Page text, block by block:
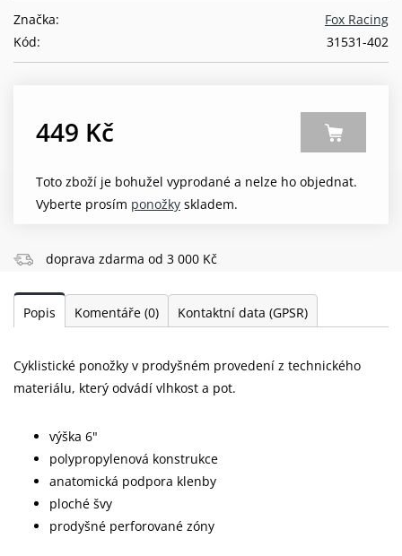
Fox Racing
Značka:
31531-402
Kód:
449 Kč
Toto zboží je bohužel vyprodané a nelze ho objednat.
Vyberte prosím ponožky skladem.
doprava zdarma od 3 000 Kč
Popis Komentáře (0) Kontaktní data (GPSR)
Cyklistické ponožky v prodyšném provedení z technického
materiálu, který odvádí vlhkost a pot.
výška 6"
polypropylenová konstrukce
anatomická podpora klenby
ploché švy
prodyšné perforované zóny